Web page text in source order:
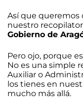
Así que queremos
nuestro
Gobierno de
Pero ojo, porque
No es una simple
Auxiliar o
los tienes en
mucho más allá.